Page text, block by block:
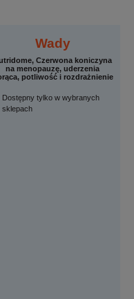
Wady
Czerwona koniczyna
na menopauzę, uderzenia
potliwość i rozdrażnienie
Dostępny tylko w wybranych
sklepach